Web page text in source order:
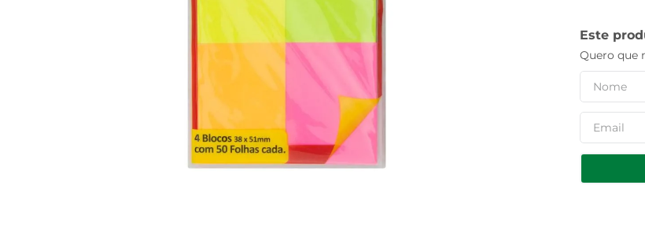
Este
Quero que